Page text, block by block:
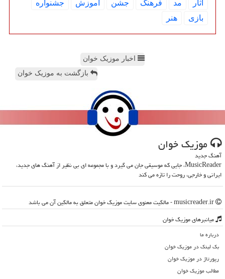
آثار مد فرهنگ جشن آموزش
جشنواره
بازی
هنر
اخبار موزیک خوان
بازگشت به موزیک خوان
موزیك خوان
آهنگ جدید
MusicReader، جایی که موسیقی جان می گیرد و با مجموعه ای بی نظیر از آهنگ های جدید،
ایرانی و خارجی، روحت را تازه می کند
میانبرهای موزیك خوان
درباره ما
بک لینک در موزیك خوان
رپورتاژ در موزیك خوان
مطالب موزیك خوان